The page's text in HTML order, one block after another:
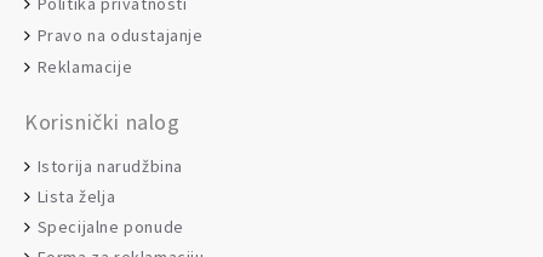
Pravo na odustajanje
Reklamacije
Korisnički nalog
Istorija narudžbina
Lista želja
Specijalne ponude